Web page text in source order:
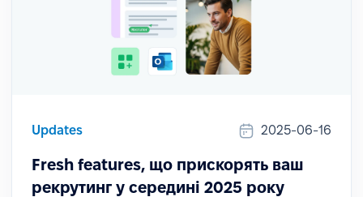
Updates 2025-06-16
Fresh features, що прискорять ваш
рекрутинг у середині 2025 року